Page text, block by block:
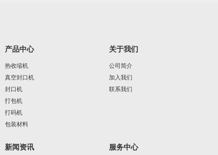
产品中心
热收缩机
真空封口机
封口机
打包机
打码机
包装材料
关于我们
公司简介
加入我们
联系我们
新闻资讯 服务中心